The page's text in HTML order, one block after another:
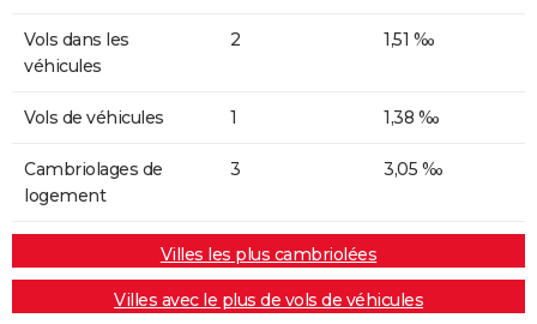
Vols dans les
véhicules
2 1,51 ‰
Vols de véhicules 1 1,38 ‰
Cambriolages de
logement
3 3,05 ‰
Villes les plus cambriolées
Villes avec le plus de vols de véhicules